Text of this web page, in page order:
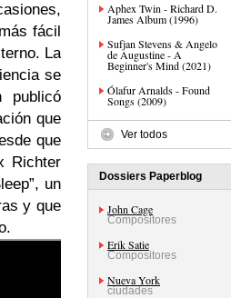
fácil
La
se
que
que
Richter
un
y que
Aphex Twin - Richard D.
James Album (1996)
Sufjan Stevens & Angelo
de Augustine - A
Beginner's Mind (2021)
Ólafur Arnalds - Found
Songs (2009)
Ver todos
Dossiers Paperblog
John Cage
Compositores
Erik Satie
Compositores
Nueva York
ciudades